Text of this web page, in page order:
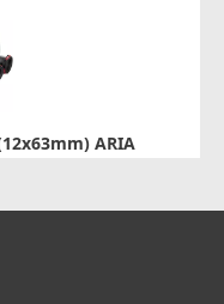
ARIA